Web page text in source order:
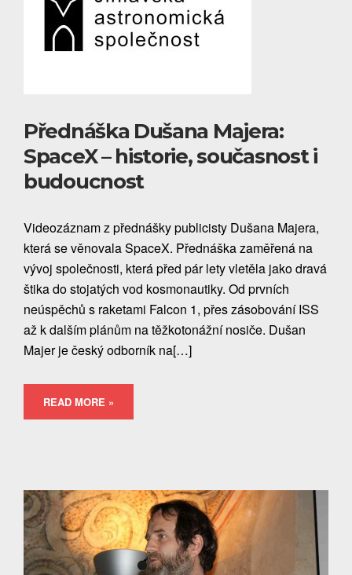
Přednáška Dušana Majera:
SpaceX – historie, současnost i
budoucnost
Videozáznam z přednášky publicisty Dušana Majera,
která se věnovala SpaceX. Přednáška zaměřená na
vývoj společnosti, která před pár lety vletěla jako dravá
štika do stojatých vod kosmonautiky. Od prvních
neúspěchů s raketami Falcon 1, přes zásobování ISS
až k dalším plánům na těžkotonážní nosiče. Dušan
Majer je český odborník na[…]
READ MORE »